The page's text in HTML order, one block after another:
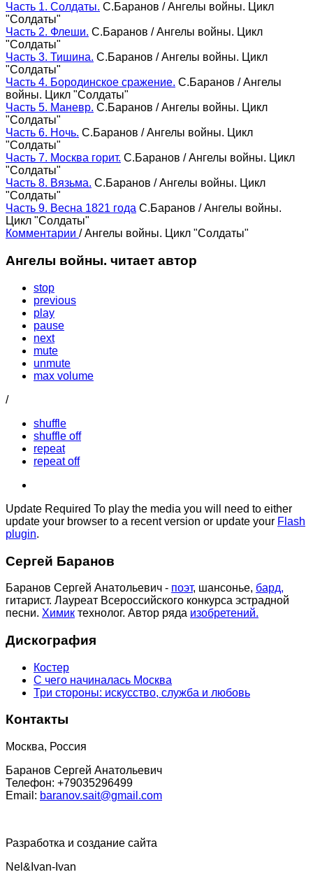
Часть 1. Солдаты. С.Баранов / Ангелы войны. Цикл
"Солдаты"
Часть 2. Флеши. C.Баранов / Ангелы войны. Цикл
"Солдаты"
Часть 3. Тишина. С.Баранов / Ангелы войны. Цикл
"Солдаты"
Часть 4. Бородинское сражение. С.Баранов / Ангелы
войны. Цикл "Солдаты"
Часть 5. Маневр. С.Баранов / Ангелы войны. Цикл
"Солдаты"
Часть 6. Ночь. С.Баранов / Ангелы войны. Цикл
"Солдаты"
Часть 7. Москва горит. С.Баранов / Ангелы войны. Цикл
"Солдаты"
Часть 8. Вязьма. С.Баранов / Ангелы войны. Цикл
"Солдаты"
Часть 9. Весна 1821 года С.Баранов / Ангелы войны.
Цикл "Солдаты"
Комментарии / Ангелы войны. Цикл "Солдаты"
Ангелы войны. читает автор
stop
previous
play
pause
next
mute
unmute
max volume
/
shuffle
shuffle off
repeat
repeat off
Update Required To play the media you will need to either
update your browser to a recent version or update your Flash
plugin.
Сергей Баранов
Баранов Сергей Анатольевич - поэт, шансонье, бард,
гитарист. Лауреат Всероссийского конкурса эстрадной
песни. Химик технолог. Автор ряда изобретений.
Дискография
Костер
С чего начиналась Москва
Три стороны: искусство, служба и любовь
Контакты
Москва, Россия
Баранов Сергей Анатольевич
Телефон: +79035296499
Email: baranov.sait@gmail.com
Разработка и создание сайта
Nel&Ivan-Ivan